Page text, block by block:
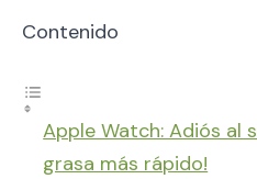
Contenido
Apple Watch: Adiós al
grasa más rápido!